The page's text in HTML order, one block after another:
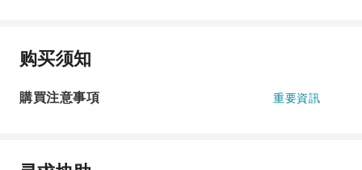
购买须知
購買注意事項 重要資訊